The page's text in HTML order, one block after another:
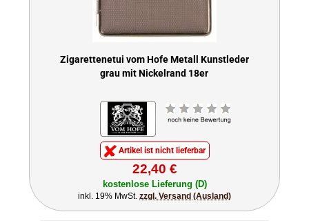
Zigarettenetui vom Hofe Metall Kunstleder
grau mit Nickelrand 18er
Artikel ist nicht lieferbar
22,40 €
kostenlose Lieferung (D)
inkl. 19% MwSt. zzgl. Versand (Ausland)